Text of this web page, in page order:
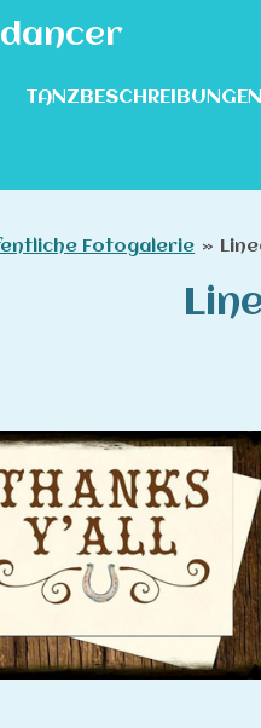
TANZBESCHREIBUNGEN
Fotogalerie »